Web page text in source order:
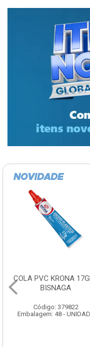
COLA PVC KRONA
BISNAGA
Código: 379822
Embalagem: 48 -